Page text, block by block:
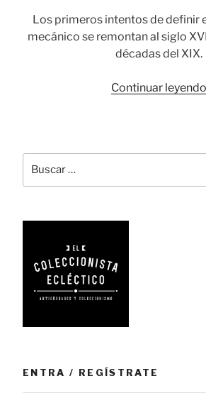
Los primeros intentos de definir
mecánico se remontan al siglo
décadas del XIX.
Continuar leyendo
por:
ENTRA / REGÍSTRATE